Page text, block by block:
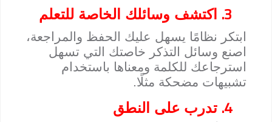
3. اكتشف وسائلك الخاصة للتعلم
ابتكر نظامًا يسهل عليك الحفظ والمراجعة،
اصنع وسائل التذكر خاصتك التي تسهل
استرجاعك للكلمة ومعناها باستخدام
تشبيهات مضحكة مثلًا.
4. تدرب على النطق